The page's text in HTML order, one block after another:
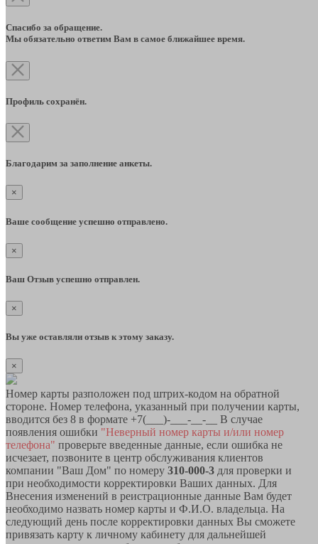
Спасибо за обращение.
Мы обязательно ответим Вам в самое ближайшее время.
Профиль сохранён.
Благодарим за заполнение анкеты.
×
Ваше сообщение успешно отправлено.
×
Ваш Отзыв успешно отправлен.
×
Вы уже оставляли отзыв к этому заказу.
×
Номер карты разположен под штрих-кодом на обратной
стороне. Номер телефона, указанный при получении карты,
вводится без 8 в формате +7(___)-___-__-__ В случае
появления ошибки "Неверный номер карты и/или номер
телефона" проверьте введенные данные, если ошибка не
исчезает, позвоните в центр обслуживания клиентов
компании "Ваш Дом" по номеру 310-000-3 для проверки и
при необходимости корректировки Ваших данных. Для
Внесения изменений в реистрационные данные Вам будет
необходимо назвать номер карты и Ф.И.О. владельца. На
следующий день после корректировки данных Вы сможете
привязать карту к личному кабинету для дальнейшей